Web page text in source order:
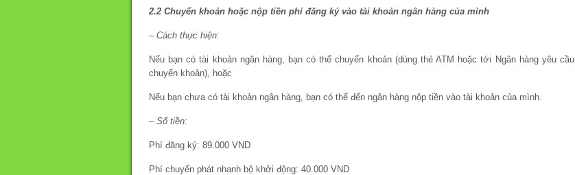
2.2 Chuyển khoản hoặc nộp tiền phí đăng ký vào tài khoản ngân hàng của mình
– Cách thực hiện:
Nếu bạn có tài khoản ngân hàng, bạn có thể chuyển khoản (dùng thẻ ATM hoặc tới Ngân hàng yêu cầu
chuyển khoản), hoặc
Nếu bạn chưa có tài khoản ngân hàng, bạn có thể đến ngân hàng nộp tiền vào tài khoản của mình.
– Số tiền:
Phí đăng ký: 89.000 VND
Phí chuyển phát nhanh bộ khởi động: 40.000 VND